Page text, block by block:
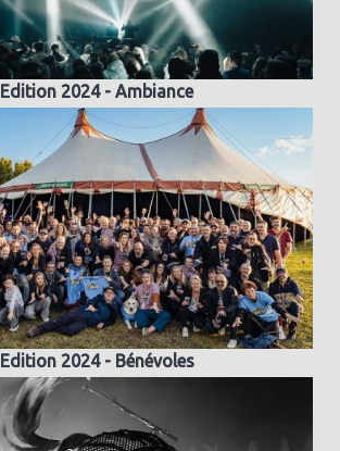
Edition 2024 - Ambiance
Edition 2024 - Bénévoles